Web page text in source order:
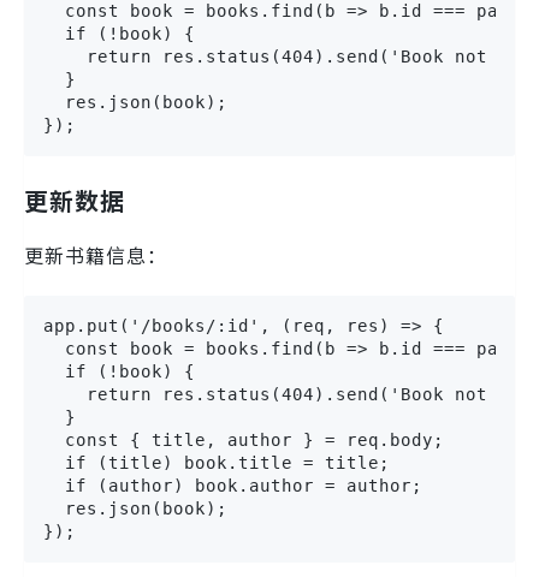
const book = books.find(b => b.id ===
  if (!book) {
return res.status(404).send('Book not
  }
  res.json(book);
});
更新数据
更新书籍信息：
app.put('/books/:id', (req, res) => {
const book = books.find(b => b.id ===
  if (!book) {
return res.status(404).send('Book not
  }
  const { title, author } = req.body;
  if (title) book.title = title;
  if (author) book.author = author;
  res.json(book);
});